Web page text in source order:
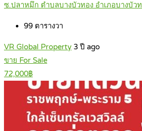
ซ.ปลาหมึก ตำบลบางบัวทอง อำเภอบางบัว
99 ตารางวา
VR Global Property 3 ปี ago
ขาย For Sale
72,000฿